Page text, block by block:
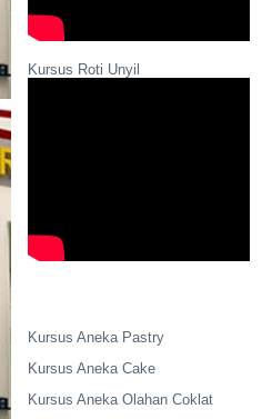
Kursus Roti Unyil
Kursus Aneka Pastry
Kursus Aneka Cake
Kursus Aneka Olahan Coklat